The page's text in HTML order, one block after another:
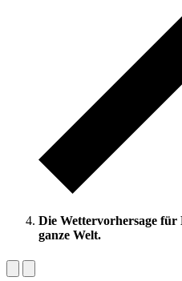
Die Wettervorhersage
ganze Welt.